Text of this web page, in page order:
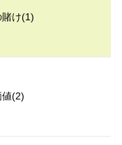
け(1)
(2)